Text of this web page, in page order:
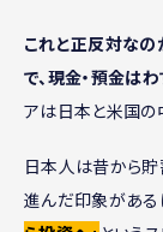
これと正反対な
で、現金・預金は
アは日本と米国の
日本人は昔から貯
進んだ印象がある